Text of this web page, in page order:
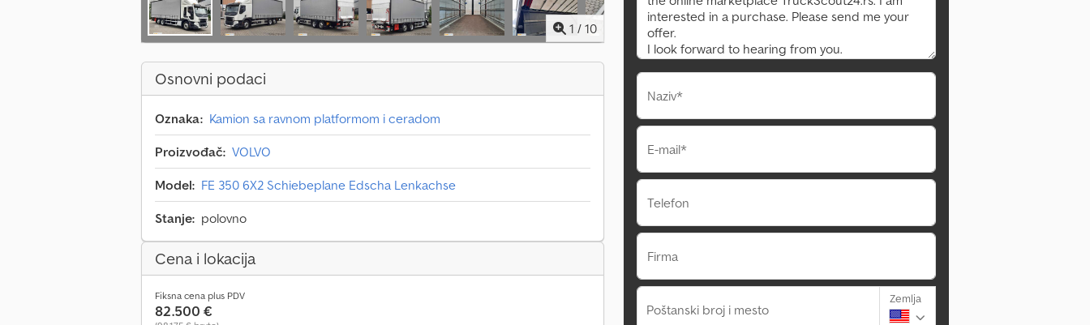
1 / 10
Osnovni podaci
Oznaka: Kamion sa ravnom platformom i ceradom
Proizvođač: VOLVO
Model: FE 350 6X2 Schiebeplane Edscha Lenkachse
Stanje: polovno
Cena i lokacija
Fiksna cena plus PDV
82.500 €
Naziv*
E-mail*
Telefon
Firma
Poštanski broj i mesto
Zemlja